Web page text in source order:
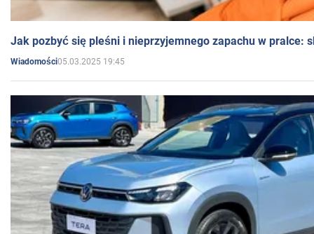
Jak pozbyć się pleśni i nieprzyjemnego zapachu w pralce:
Wiadomości05.03.2025 19:45